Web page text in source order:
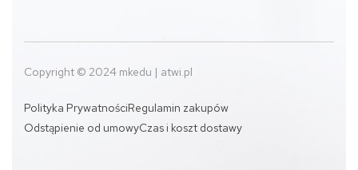
Copyright © 2024 mkedu | atwi.pl
Polityka PrywatnościRegulamin zakupów
Odstąpienie od umowyCzas i koszt dostawy